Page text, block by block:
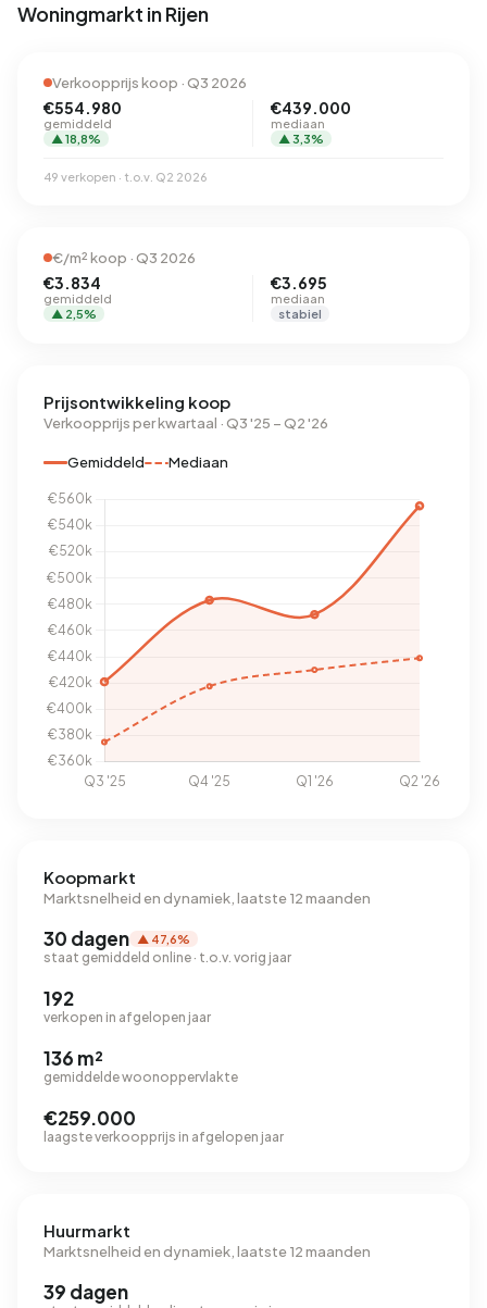
Woningmarkt in Rijen
Verkoopprijs koop · Q3 2026
€554.980
gemiddeld
▲ 18,8%
€439.000
mediaan
▲ 3,3%
49 verkopen · t.o.v. Q2 2026
€/m² koop · Q3 2026
€3.834
gemiddeld
▲ 2,5%
€3.695
mediaan
stabiel
Prijsontwikkeling koop
Verkoopprijs per kwartaal · Q3 '25 – Q2 '26
Gemiddeld Mediaan
Koopmarkt
Marktsnelheid en dynamiek, laatste 12 maanden
30 dagen ▲ 47,6%
staat gemiddeld online · t.o.v. vorig jaar
192
verkopen in afgelopen jaar
136 m²
gemiddelde woonoppervlakte
€259.000
laagste verkoopprijs in afgelopen jaar
Huurmarkt
Marktsnelheid en dynamiek, laatste 12 maanden
39 dagen